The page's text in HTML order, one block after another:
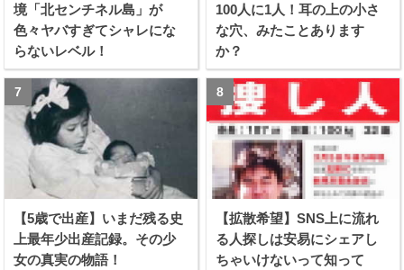
境「北センチネル島」が
色々ヤバすぎてシャレにな
らないレベル！
100人に1人！耳の上の小さ
な穴、みたことあります
か？
【5歳で出産】いまだ残る史
上最年少出産記録。その少
女の真実の物語！
【拡散希望】SNS上に流れ
る人探しは安易にシェアし
ちゃいけないって知って